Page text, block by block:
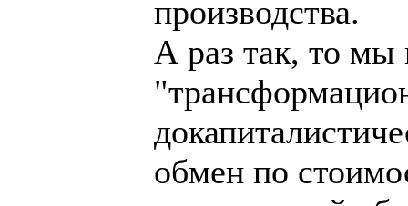
производства.
А раз так, то мы
обмен по